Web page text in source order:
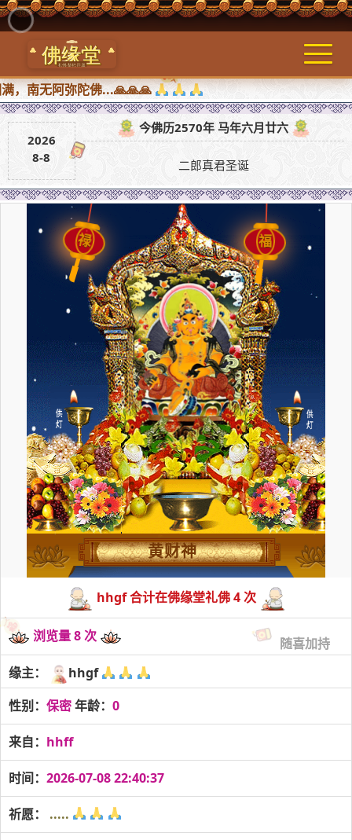
，南无阿弥陀佛...🙏🙏🙏
2026
8-8
今佛历2570年 马年六月廿六
二郎真君圣诞
福
禄
黄财神
hhgf 合计在佛缘堂礼佛 4 次
浏览量 8 次 随喜加持
缘主：
hhgf
性别： 保密年龄： 0
来自： hhff
时间： 2026-07-08 22:40:37
祈愿： .....